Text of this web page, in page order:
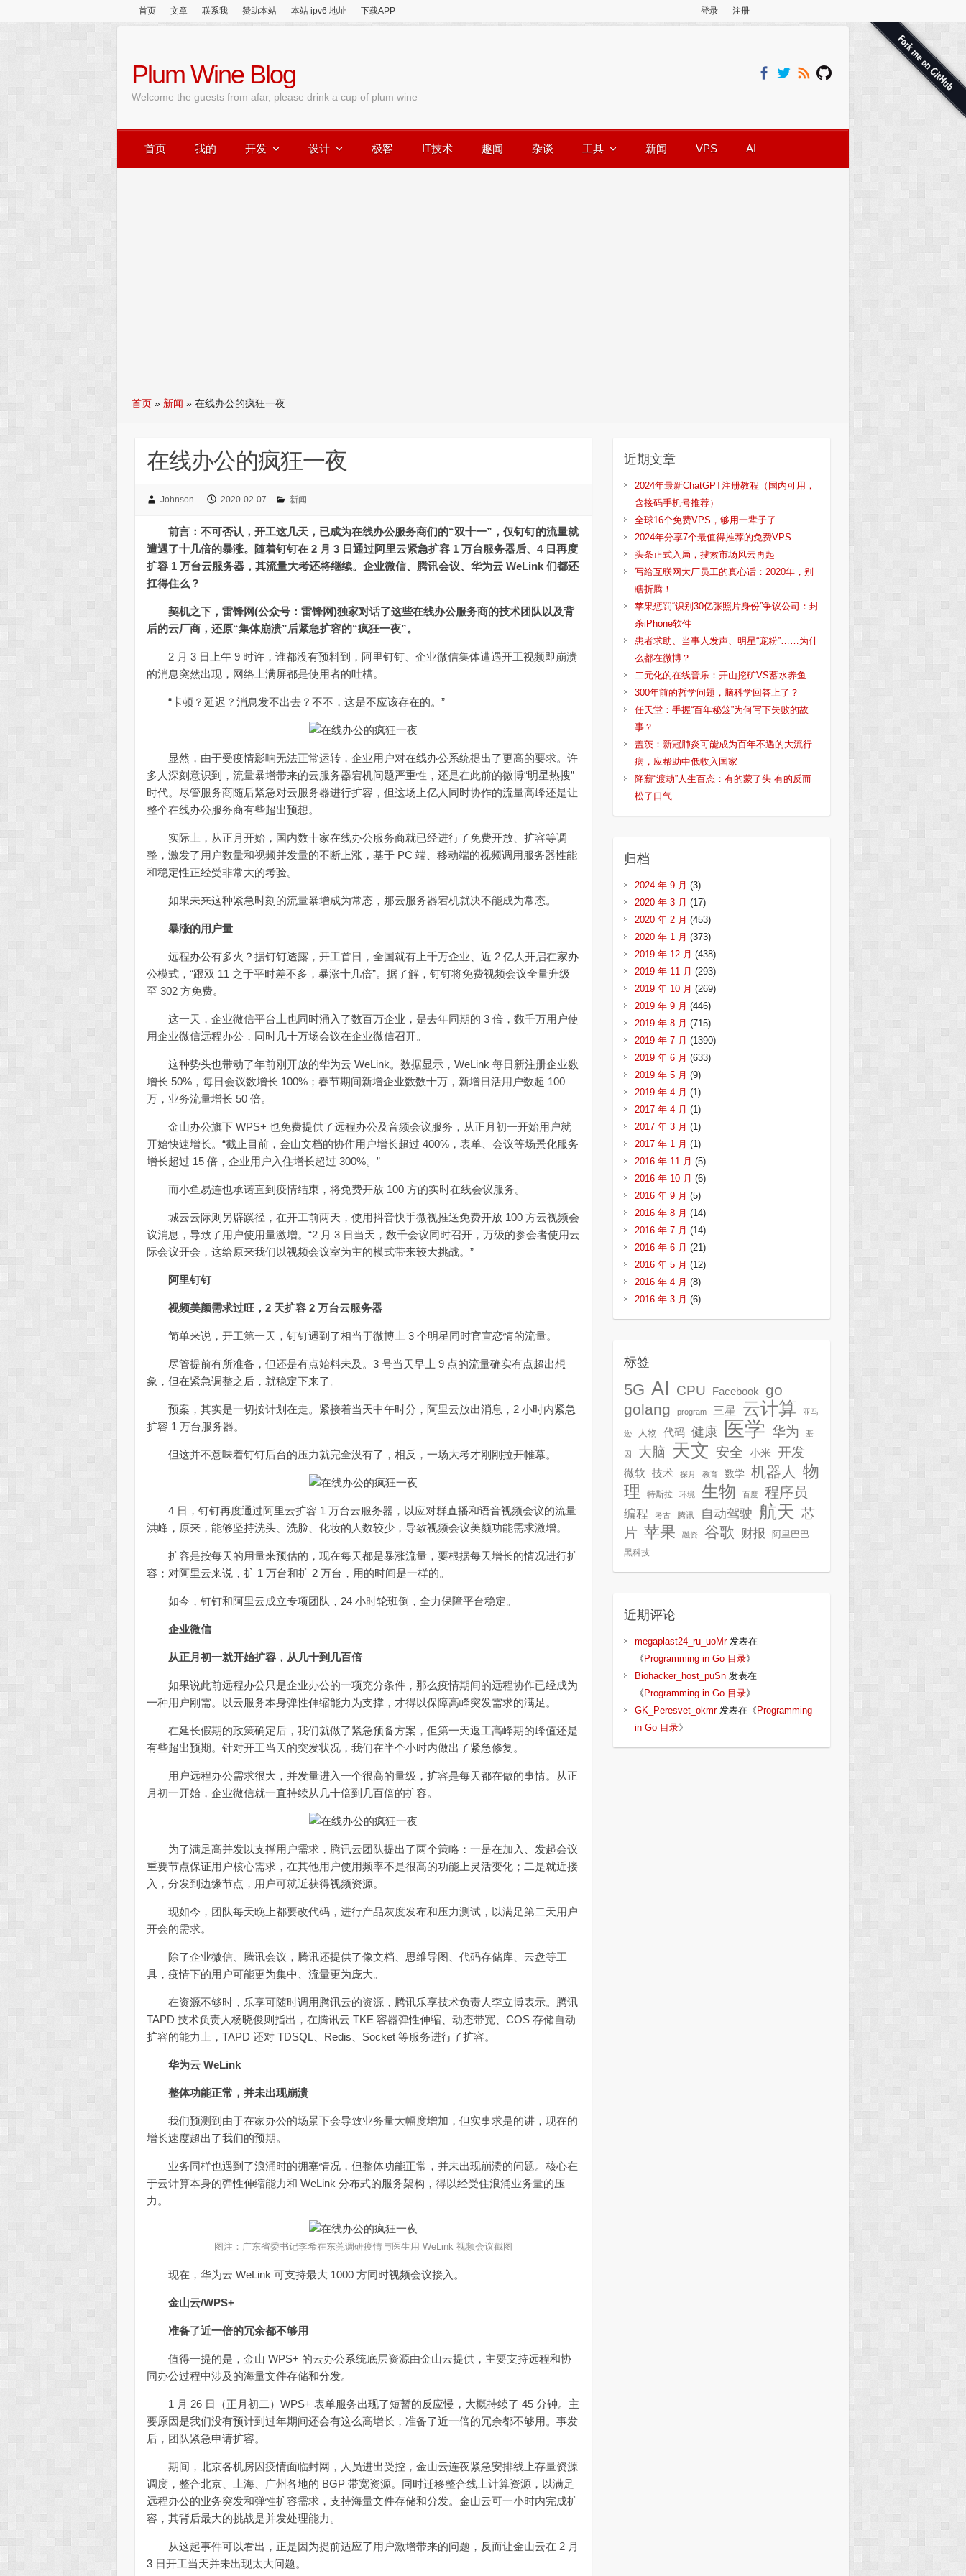
首页 文章 联系我 赞助本站 本站 ipv6 地址 下载APP 登录 注册
Plum Wine Blog
Welcome the guests from afar, please drink a cup of plum wine
首页 我的 开发 设计 极客 IT技术 趣闻 杂谈 工具 新闻 VPS AI
首页 » 新闻 » 在线办公的疯狂一夜
在线办公的疯狂一夜
Johnson 2020-02-07 新闻
前言：不可否认，开工这几天，已成为在线办公服务商们的“双十一”，仅钉钉的流量就
遭遇了十几倍的暴涨。随着钉钉在 2 月 3 日通过阿里云紧急扩容 1 万台服务器后、4 日再度
扩容 1 万台云服务器，其流量大考还将继续。企业微信、腾讯会议、华为云 WeLink 们都还
扛得住么？
契机之下，雷锋网(公众号：雷锋网)独家对话了这些在线办公服务商的技术团队以及背
后的云厂商，还原“集体崩溃”后紧急扩容的“疯狂一夜”。
2 月 3 日上午 9 时许，谁都没有预料到，阿里钉钉、企业微信集体遭遇开工视频即崩溃
的消息突然出现，网络上满屏都是使用者的吐槽。
“卡顿？延迟？消息发不出去？不不，这是不应该存在的。”
显然，由于受疫情影响无法正常运转，企业用户对在线办公系统提出了更高的要求。许
多人深刻意识到，流量暴增带来的云服务器宕机问题严重性，还是在此前的微博“明星热搜”
时代。尽管服务商随后紧急对云服务器进行扩容，但这场上亿人同时协作的流量高峰还是让
整个在线办公服务商有些超出预想。
实际上，从正月开始，国内数十家在线办公服务商就已经进行了免费开放、扩容等调
整，激发了用户数量和视频并发量的不断上涨，基于 PC 端、移动端的视频调用服务器性能
和稳定性正经受非常大的考验。
如果未来这种紧急时刻的流量暴增成为常态，那云服务器宕机就决不能成为常态。
暴涨的用户量
远程办公有多火？据钉钉透露，开工首日，全国就有上千万企业、近 2 亿人开启在家办
公模式，“跟双 11 之于平时差不多，暴涨十几倍”。据了解，钉钉将免费视频会议全量升级
至 302 方免费。
这一天，企业微信平台上也同时涌入了数百万企业，是去年同期的 3 倍，数千万用户使
用企业微信远程办公，同时几十万场会议在企业微信召开。
这种势头也带动了年前刚开放的华为云 WeLink。数据显示，WeLink 每日新注册企业数
增长 50%，每日会议数增长 100%；春节期间新增企业数数十万，新增日活用户数超 100
万，业务流量增长 50 倍。
金山办公旗下 WPS+ 也免费提供了远程办公及音频会议服务，从正月初一开始用户就
开始快速增长。“截止目前，金山文档的协作用户增长超过 400%，表单、会议等场景化服务
增长超过 15 倍，企业用户入住增长超过 300%。”
而小鱼易连也承诺直到疫情结束，将免费开放 100 方的实时在线会议服务。
城云云际则另辟蹊径，在开工前两天，使用抖音快手微视推送免费开放 100 方云视频会
议消息，导致了用户使用量激增。“2 月 3 日当天，数千会议同时召开，万级的参会者使用云
际会议开会，这给原来我们以视频会议室为主的模式带来较大挑战。”
阿里钉钉
视频美颜需求过旺，2 天扩容 2 万台云服务器
简单来说，开工第一天，钉钉遇到了相当于微博上 3 个明星同时官宣恋情的流量。
尽管提前有所准备，但还是有点始料未及。3 号当天早上 9 点的流量确实有点超出想
象，但在紧急调整之后，就稳定下来了。
预案，其实是一切按计划在走。紧接着当天中午时分，阿里云放出消息，2 小时内紧急
扩容 1 万台服务器。
但这并不意味着钉钉后台的压力就完全没有了，相反，一场大考才刚刚拉开帷幕。
4 日，钉钉再度通过阿里云扩容 1 万台云服务器，以应对群直播和语音视频会议的流量
洪峰，原来，能够坚持洗头、洗脸、化妆的人数较少，导致视频会议美颜功能需求激增。
扩容是按每天的用量来预估的，现在每天都是暴涨流量，要根据每天增长的情况进行扩
容；对阿里云来说，扩 1 万台和扩 2 万台，用的时间是一样的。
如今，钉钉和阿里云成立专项团队，24 小时轮班倒，全力保障平台稳定。
企业微信
从正月初一就开始扩容，从几十到几百倍
如果说此前远程办公只是企业办公的一项充分条件，那么疫情期间的远程协作已经成为
一种用户刚需。以云服务本身弹性伸缩能力为支撑，才得以保障高峰突发需求的满足。
在延长假期的政策确定后，我们就做了紧急预备方案，但第一天返工高峰期的峰值还是
有些超出预期。针对开工当天的突发状况，我们在半个小时内做出了紧急修复。
用户远程办公需求很大，并发量进入一个很高的量级，扩容是每天都在做的事情。从正
月初一开始，企业微信就一直持续从几十倍到几百倍的扩容。
为了满足高并发以支撑用户需求，腾讯云团队提出了两个策略：一是在加入、发起会议
重要节点保证用户核心需求，在其他用户使用频率不是很高的功能上灵活变化；二是就近接
入，分发到边缘节点，用户可就近获得视频资源。
现如今，团队每天晚上都要改代码，进行产品灰度发布和压力测试，以满足第二天用户
开会的需求。
除了企业微信、腾讯会议，腾讯还提供了像文档、思维导图、代码存储库、云盘等工
具，疫情下的用户可能更为集中、流量更为庞大。
在资源不够时，乐享可随时调用腾讯云的资源，腾讯乐享技术负责人李立博表示。腾讯
TAPD 技术负责人杨晓俊则指出，在腾讯云 TKE 容器弹性伸缩、动态带宽、COS 存储自动
扩容的能力上，TAPD 还对 TDSQL、Redis、Socket 等服务进行了扩容。
华为云 WeLink
整体功能正常，并未出现崩溃
我们预测到由于在家办公的场景下会导致业务量大幅度增加，但实事求是的讲，现在的
增长速度超出了我们的预期。
业务同样也遇到了浪涌时的拥塞情况，但整体功能正常，并未出现崩溃的问题。核心在
于云计算本身的弹性伸缩能力和 WeLink 分布式的服务架构，得以经受住浪涌业务量的压
力。
图注：广东省委书记李希在东莞调研疫情与医生用 WeLink 视频会议截图
现在，华为云 WeLink 可支持最大 1000 方同时视频会议接入。
金山云/WPS+
准备了近一倍的冗余都不够用
值得一提的是，金山 WPS+ 的云办公系统底层资源由金山云提供，主要支持远程和协
同办公过程中涉及的海量文件存储和分发。
1 月 26 日（正月初二）WPS+ 表单服务出现了短暂的反应慢，大概持续了 45 分钟。主
要原因是我们没有预计到过年期间还会有这么高增长，准备了近一倍的冗余都不够用。事发
后，团队紧急申请扩容。
期间，北京各机房因疫情面临封网，人员进出受控，金山云连夜紧急安排线上存量资源
调度，整合北京、上海、广州各地的 BGP 带宽资源。同时迁移整合线上计算资源，以满足
远程办公的业务突发和弹性扩容需求，支持海量文件存储和分发。金山云可一小时内完成扩
容，其背后最大的挑战是并发处理能力。
从这起事件可以看出，正是因为提前适应了用户激增带来的问题，反而让金山云在 2 月
3 日开工当天并未出现太大问题。
近期文章
2024年最新ChatGPT注册教程（国内可用，
含接码手机号推荐）
全球16个免费VPS，够用一辈子了
2024年分享7个最值得推荐的免费VPS
头条正式入局，搜索市场风云再起
写给互联网大厂员工的真心话：2020年，别
瞎折腾！
苹果惩罚“识别30亿张照片身份”争议公司：封
杀iPhone软件
患者求助、当事人发声、明星“宠粉”……为什
么都在微博？
二元化的在线音乐：开山挖矿VS蓄水养鱼
300年前的哲学问题，脑科学回答上了？
任天堂：手握“百年秘笈”为何写下失败的故
事？
盖茨：新冠肺炎可能成为百年不遇的大流行
病，应帮助中低收入国家
降薪“渡劫”人生百态：有的蒙了头 有的反而
松了口气
归档
2024 年 9 月 (3)
2020 年 3 月 (17)
2020 年 2 月 (453)
2020 年 1 月 (373)
2019 年 12 月 (438)
2019 年 11 月 (293)
2019 年 10 月 (269)
2019 年 9 月 (446)
2019 年 8 月 (715)
2019 年 7 月 (1390)
2019 年 6 月 (633)
2019 年 5 月 (9)
2019 年 4 月 (1)
2017 年 4 月 (1)
2017 年 3 月 (1)
2017 年 1 月 (1)
2016 年 11 月 (5)
2016 年 10 月 (6)
2016 年 9 月 (5)
2016 年 8 月 (14)
2016 年 7 月 (14)
2016 年 6 月 (21)
2016 年 5 月 (12)
2016 年 4 月 (8)
2016 年 3 月 (6)
标签
5G AI CPU Facebook
go
golang
program 三星 云计算 亚马
逊 人物 代码 健康 医学 华为 基
因 大脑 天文 安全 小米 开发
微软 技术 探月 教育 数学 机器人 物
理
特斯拉 环境 生物 百度 程序员
编程 考古 腾讯 自动驾驶 航天 芯
片 苹果 融资 谷歌 财报 阿里巴巴
黑科技
近期评论
megaplast24_ru_uoMr发表在
《 Programming in Go 目录》
Biohacker_host_puSn发表在
《 Programming in Go 目录》
GK_Peresvet_okmr发表在《 Programming
in Go 目录》